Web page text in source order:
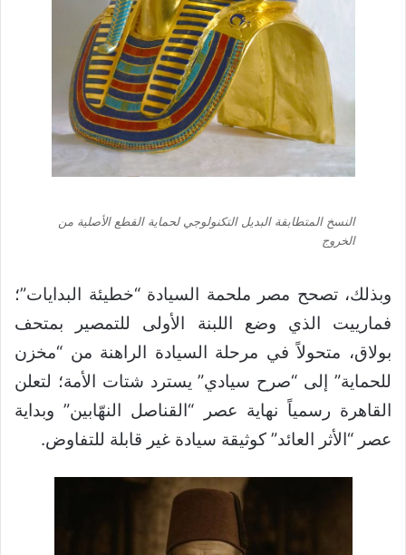
النسخ المتطابقة البديل التكنولوجي لحماية القطع الأصلية من
الخروج
وبذلك، تصحح مصر ملحمة السيادة “خطيئة البدايات”؛
فمارييت الذي وضع اللبنة الأولى للتمصير بمتحف
بولاق، متحولاً في مرحلة السيادة الراهنة من “مخزن
للحماية” إلى “صرح سيادي” يسترد شتات الأمة؛ لتعلن
القاهرة رسمياً نهاية عصر “القناصل النهّابين” وبداية
عصر “الأثر العائد” كوثيقة سيادة غير قابلة للتفاوض.